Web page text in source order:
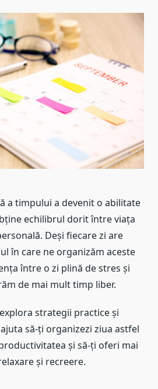
a timpului a devenit o abilitate
echilibrul dorit între viața
Deși fiecare zi are
în care ne organizăm aceste
între o zi plină de stres și
de mai mult timp liber.
strategii practice și
să-ți organizezi ziua astfel
și să-ți oferi mai
și recreere.